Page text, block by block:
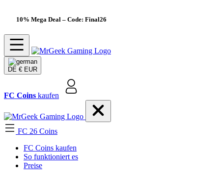
10% Mega Deal – Code: Final26
DE € EUR
FC Coins kaufen
FC 26 Coins
FC Coins kaufen
So funktioniert es
Preise